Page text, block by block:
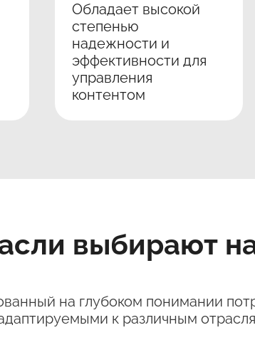
Обладает высокой
степенью
надежности и
эффективности для
управления
контентом
выбирают
на глубоком понимании
к различным